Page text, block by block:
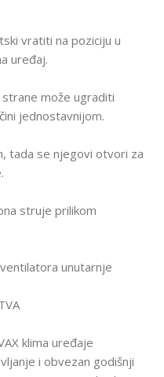
vratiti na poziciju u
uređaj.
može ugraditi
jednostavnijom.
tada se njegovi otvori za
struje prilikom
unutarnje
klima uređaje
i obvezan godišnji